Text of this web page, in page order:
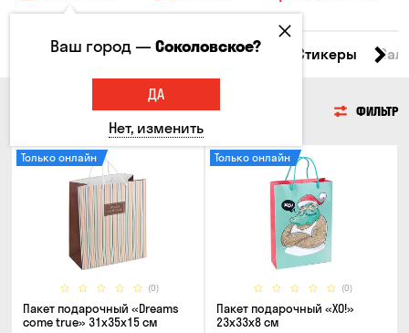
Брелоки Подарочные пакеты Стикеры
ПОДАРОЧНЫЕ ПАКЕТЫ ФИЛЬТР
(0)
Только онлайн
Пакет подарочный «Dreams
come true» 31x35x15 см
(0)
Только онлайн
Пакет подарочный «ХО!»
23x33x8 см
Ваш город —Соколовское?
ДА
Нет, изменить